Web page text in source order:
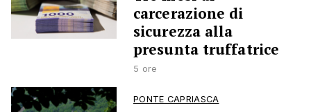
carcerazione di
sicurezza alla
presunta truffatrice
5 ore
PONTE CAPRIASCA